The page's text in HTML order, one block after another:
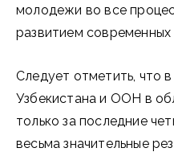
молодежи во все
развитием современных
Следует отметить, что
Узбекистана и ООН в
только за последние
весьма значительные